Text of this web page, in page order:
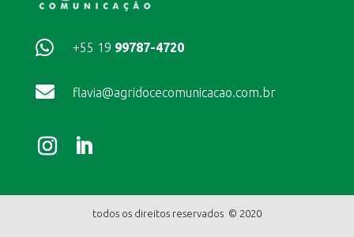
 +55 19 99787-4720
 flavia@agridocecomunicacao.com.br
todos os direitos reservados © 2020